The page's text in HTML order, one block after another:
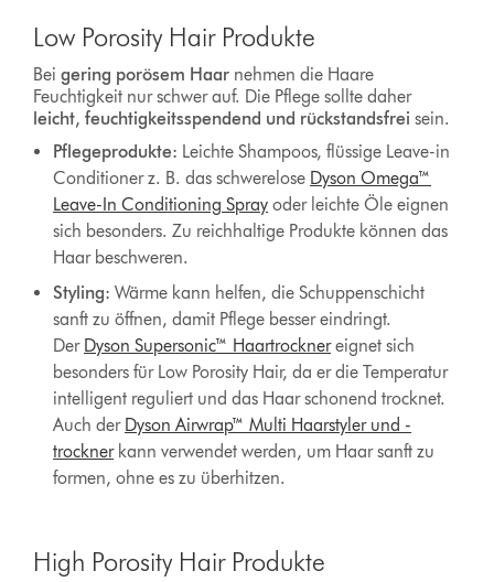
Low Porosity Hair Produkte
Beigering porösem Haar nehmen die Haare
Feuchtigkeit nur schwer auf. Die Pflege sollte daher
leicht, feuchtigkeitsspendend und rückstandsfreisein.
Pflegeprodukte: Leichte Shampoos, flüssige Leave-in
Conditioner z. B. das schwerelose Dyson Omega™
Leave-In Conditioning Spray oder leichte Öle eignen
sich besonders. Zu reichhaltige Produkte können das
Haar beschweren.
Styling:Wärme kann helfen, die Schuppenschicht
sanft zu öffnen, damit Pflege besser eindringt.
Der Dyson Supersonic™ Haartrocknereignet sich
besonders für Low Porosity Hair, da er die Temperatur
intelligent reguliert und das Haar schonend trocknet.
Auch der Dyson Airwrap™ Multi Haarstyler und -
trocknerkann verwendet werden, um Haar sanft zu
formen, ohne es zu überhitzen.
High Porosity Hair Produkte